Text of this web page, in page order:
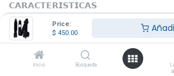
Price:
$ 450.00
Inicio Búsqueda
𝗖𝗔𝗥𝗔𝗖𝗧𝗘𝗥𝗜𝗦𝗧𝗜𝗖𝗔𝗦
• Dos puntos de montaje de instalación
• Puntos de seguridad en cadera al hombro
• Carrete retráctil
• Cinta con longitud de 300cm